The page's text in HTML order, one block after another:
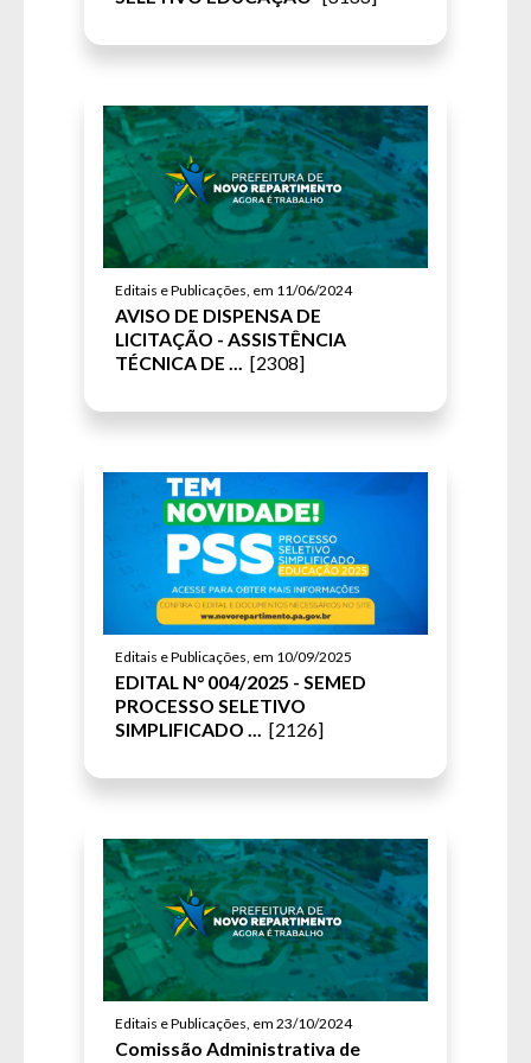
Editais e Publicações, em 11/06/2024
AVISO DE DISPENSA DE
LICITAÇÃO - ASSISTÊNCIA
TÉCNICA DE ...
[2308]
Editais e Publicações, em 10/09/2025
EDITAL N° 004/2025 - SEMED
PROCESSO SELETIVO
SIMPLIFICADO ...
[2126]
Editais e Publicações, em 23/10/2024
Comissão Administrativa de